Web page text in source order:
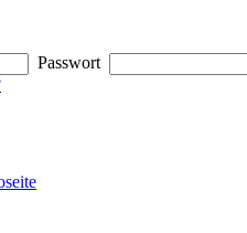
Passwort